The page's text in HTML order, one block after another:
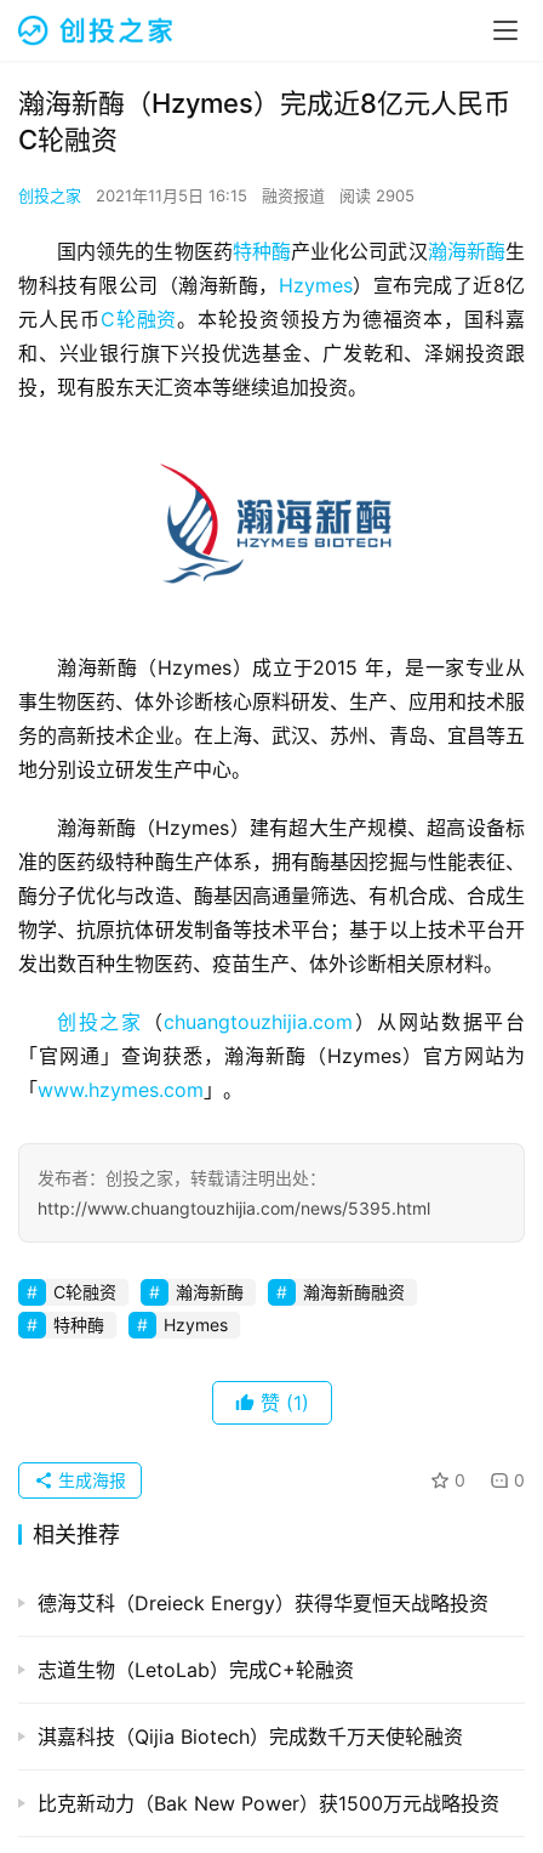
融
资
报
道
业
观
初
创
企
业
品
并
购
组
司
市
创
登录
瀚海新酶（Hzymes）完成近8亿元人民币
C轮融资
创投之家 2021年11月5日 16:15 融资报道 阅读 2905
国内领先的生物医药特种酶产业化公司武汉瀚海新酶生
物科技有限公司（瀚海新酶， Hzymes）宣布完成了近8亿
元人民币C轮融资。本轮投资领投方为德福资本，国科嘉
和、兴业银行旗下兴投优选基金、广发乾和、泽娴投资跟
投，现有股东天汇资本等继续追加投资。
瀚海新酶（Hzymes）成立于2015 年，是一家专业从
事生物医药、体外诊断核心原料研发、生产、应用和技术服
务的高新技术企业。在上海、武汉、苏州、青岛、宜昌等五
地分别设立研发生产中心。
瀚海新酶（Hzymes）建有超大生产规模、超高设备标
准的医药级特种酶生产体系，拥有酶基因挖掘与性能表征、
酶分子优化与改造、酶基因高通量筛选、有机合成、合成生
物学、抗原抗体研发制备等技术平台；基于以上技术平台开
发出数百种生物医药、疫苗生产、体外诊断相关原材料。
创投之家 （chuangtouzhijia.com ）从网站数据平台
「官网通」查询获悉，瀚海新酶（Hzymes）官方网站为
「www.hzymes.com 」。
发布者：创投之家，转载请注明出处：
http://www.chuangtouzhijia.com/news/5395.html
C轮融资 瀚海新酶
瀚海新酶融资
特种酶
Hzymes
赞 (1)
0 0
生成海报
相关推荐
德海艾科（Dreieck Energy）获得华夏恒天战略投资
志道生物（LetoLab）完成C+轮融资
淇嘉科技（Qijia Biotech）完成数千万天使轮融资
比克新动力（Bak New Power）获1500万元战略投资